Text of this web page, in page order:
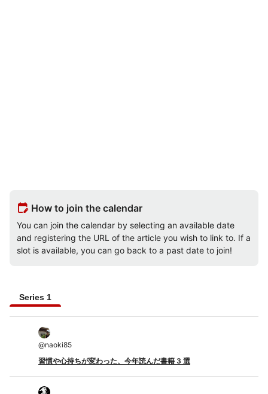
edit_calendar How to join the calendar
You can join the calendar by selecting an available date
and registering the URL of the article you wish to link to. If a
slot is available, you can go back to a past date to join!
Series 1
@naoki85
習慣や心持ちが変わった、今年読んだ書籍 3 選